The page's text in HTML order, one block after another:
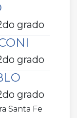
grado
grado
grado
Santa Fe